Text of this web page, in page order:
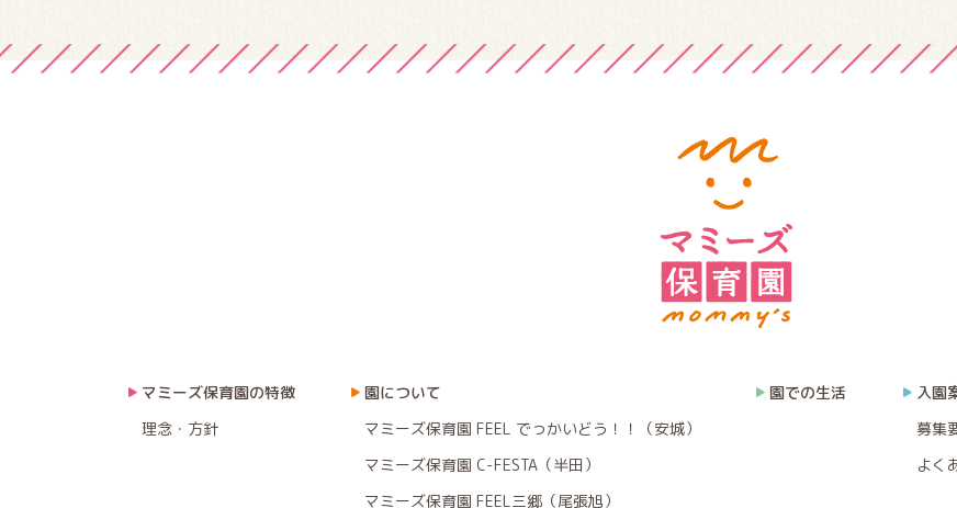
マミーズ保育園の特徴
理念・方針
園について
マミーズ保育園 FEEL でっかいどう！！（安城）
マミーズ保育園 C-FESTA（半田）
マミーズ保育園 FEEL三郷（尾張旭）
園での生活
入園
募集
よく